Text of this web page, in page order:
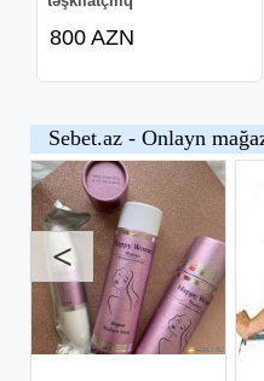
800 AZN